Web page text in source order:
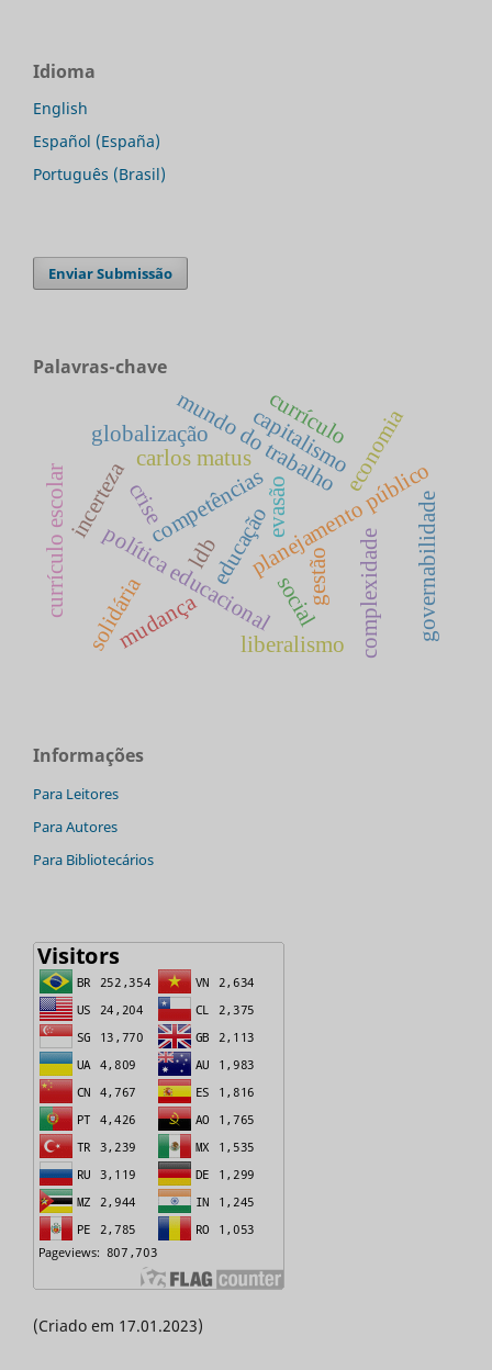
Idioma
English
Español (España)
Português (Brasil)
Enviar Submissão
Palavras-chave
competências
educação
mundo do trabalho
política educacionalplanejamento público
carlos matus
gestão complexidade
incertezacrise
mudança liberalismo
globalização economia
capitalismo
social
solidária governabilidade
ldb
currículo
currículo escolar evasão
Informações
Para Leitores
Para Autores
Para Bibliotecários
(Criado em 17.01.2023)